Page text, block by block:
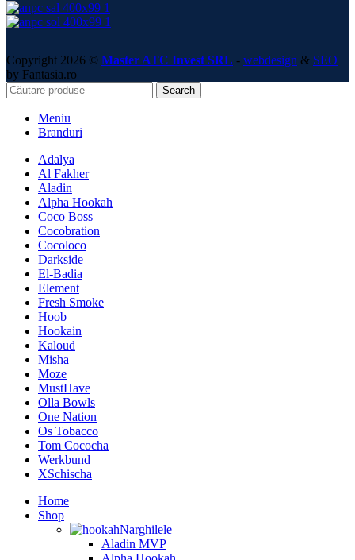
Copyright 2026 © Master ATC Invest SRL - webdesign & SEO
by Fantasia.ro
Search
Meniu
Branduri
Adalya
Al Fakher
Aladin
Alpha Hookah
Coco Boss
Cocobration
Cocoloco
Darkside
El-Badia
Element
Fresh Smoke
Hoob
Hookain
Kaloud
Misha
Moze
MustHave
Olla Bowls
One Nation
Os Tobacco
Tom Cococha
Werkbund
XSchischa
Home
Shop
Narghilele
Aladin MVP